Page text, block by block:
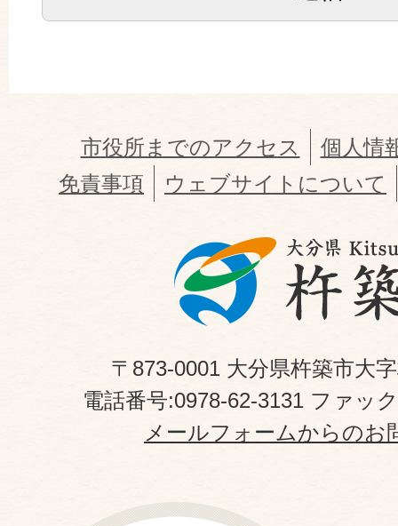
市役所までのアクセス
個人情
免責事項
ウェブサイトについて
〒873-0001 大分県杵築市大
電話番号:0978-62-3131 ファッ
メールフォームからのお